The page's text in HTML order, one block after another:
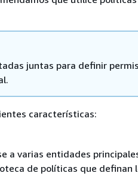
juntas para definir
características:
a varias entidades
de políticas que definan